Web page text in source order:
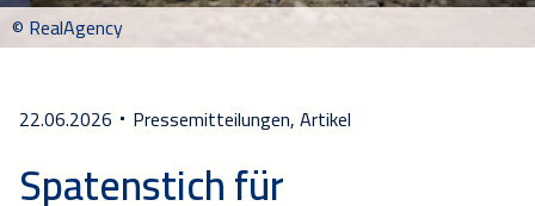
© RealAgency
22.06.2026 Pressemitteilungen, Artikel
Spatenstich für